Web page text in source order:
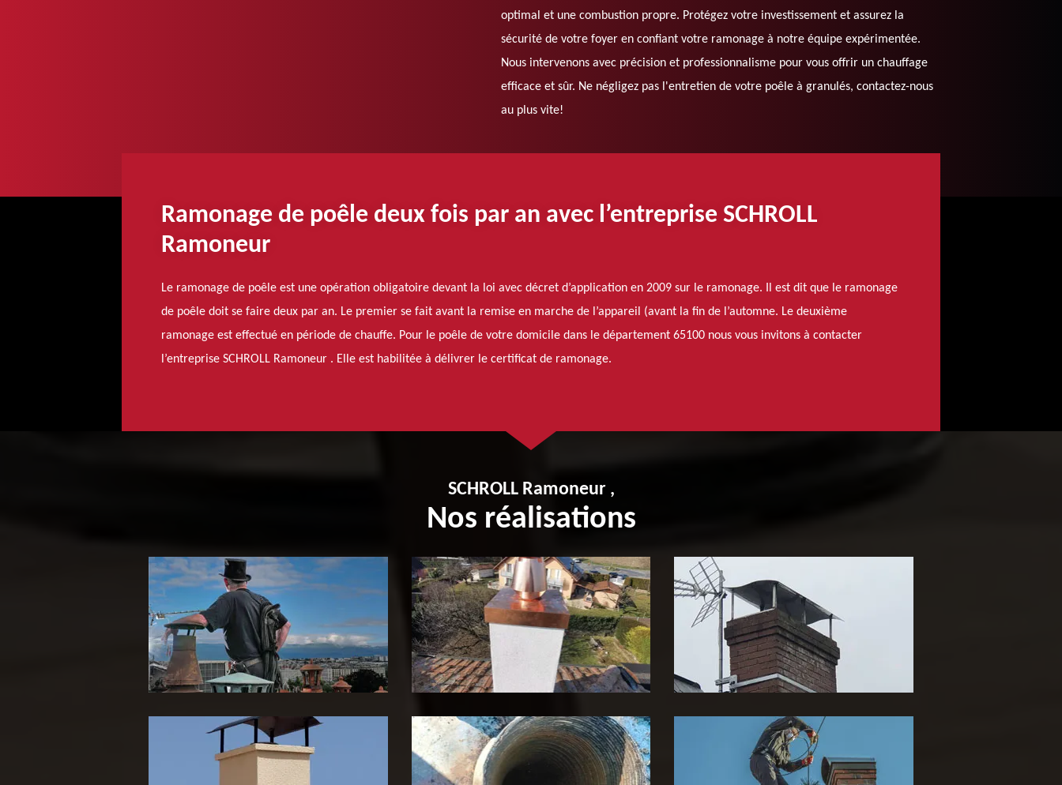
optimal et une combustion propre. Protégez votre investissement et assurez la
sécurité de votre foyer en confiant votre ramonage à notre équipe expérimentée.
Nous intervenons avec précision et professionnalisme pour vous offrir un chauffage
efficace et sûr. Ne négligez pas l'entretien de votre poêle à granulés, contactez-nous
au plus vite!
Ramonage de poêle deux fois par an avec l’entreprise SCHROLL
Ramoneur
Le ramonage de poêle est une opération obligatoire devant la loi avec décret d’application en 2009 sur le ramonage. Il est dit que le ramonage
de poêle doit se faire deux par an. Le premier se fait avant la remise en marche de l’appareil (avant la fin de l’automne. Le deuxième
ramonage est effectué en période de chauffe. Pour le poêle de votre domicile dans le département 65100 nous vous invitons à contacter
l’entreprise SCHROLL Ramoneur . Elle est habilitée à délivrer le certificat de ramonage.
SCHROLL Ramoneur ,
Nos réalisations
Ramoneur 65
Pose de tubage de cheminée
65
Pose de chapeau de
cheminée 65